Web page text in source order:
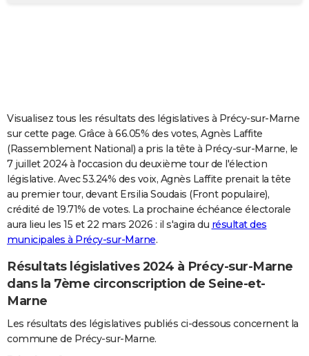
Carte de Noël
Carte Bonne année
Carte Saint-Valentin
Carte Pâques
Carte d'anniversaire
DICTIONNAIRE
Dictionnaire
Biographies
Citations
Expressions
Proverbes
COPAINS D'AVANT
S'inscrire
Se connecter
Lycées
Collèges
Primaires
Universités
Entreprises
Service militaire
Avis de recherche
AVIS DE DÉCÈS
FORUM
Bricolage
Lifestyle
Culture
Sport
Auto
Television
Voyage
Cinema
Visualisez tous les résultats des législatives à Précy-sur-Marne
sur cette page. Grâce à 66.05% des votes, Agnès Laffite
(Rassemblement National) a pris la tête à Précy-sur-Marne, le
7 juillet 2024 à l'occasion du deuxième tour de l'élection
législative. Avec 53.24% des voix, Agnès Laffite prenait la tête
au premier tour, devant Ersilia Soudais (Front populaire),
crédité de 19.71% de votes. La prochaine échéance électorale
aura lieu les 15 et 22 mars 2026 : il s'agira du résultat des
municipales à Précy-sur-Marne.
Résultats législatives 2024 à Précy-sur-Marne
dans la 7ème circonscription de Seine-et-
Marne
Les résultats des législatives publiés ci-dessous concernent la
commune de Précy-sur-Marne.